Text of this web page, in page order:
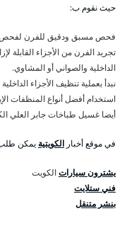
حيث نقوم ب:
فحص مسبق ودقيق للفرن لفحص
تجريد الفرن من الأجزاء القابلة
الداخلية والصواني أو المشاوي.
نبدأ بعملية تنظيف الأجزاء
استخدام أفضل أنواع المنظفات
أيضا غسيل طباخات جابر العلي
في موقع أخبار الكويتية يمكن طلب
يشترون سياراتالكويت
فني ستلايت
بنشر متنقل